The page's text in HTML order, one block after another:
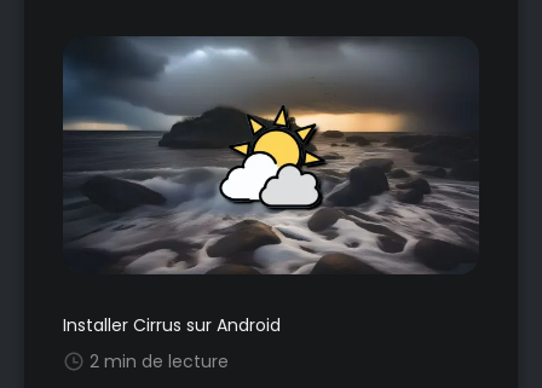
Installer Cirrus sur Android
2 min de lecture